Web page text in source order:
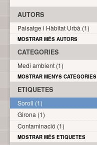
AUTORS
Paisatge i Hàbitat Urbà (1)
MOSTRAR MÉS AUTORS
CATEGORIES
Medi ambient (1)
MOSTRAR MENYS CATEGORIES
ETIQUETES
Soroll (1)
Girona (1)
Contaminació (1)
MOSTRAR MÉS ETIQUETES